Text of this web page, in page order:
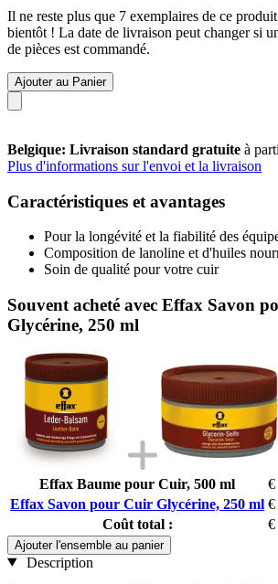
Il ne reste plus que 7 exemplaires de ce
bientôt ! La date de livraison peut changer si
de pièces est commandé.
Ajouter au Panier
Belgique: Livraison standard gratuite à
Plus d'informations sur l'envoi et la livraison
Caractéristiques et avantages
Pour la longévité et la fiabilité des
Composition de lanoline et d'huiles
Soin de qualité pour votre cuir
Souvent acheté avec Effax Savon
Glycérine, 250 ml
Effax Baume pour Cuir, 500 ml €
Effax Savon pour Cuir Glycérine, 250 ml €
Coût total :
€
Ajouter l'ensemble au panier
Description